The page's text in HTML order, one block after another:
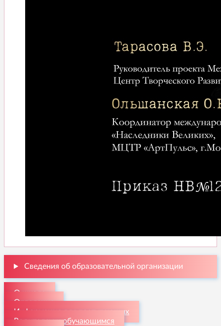
Сведения об образовательной организации
О школе
Отделения
Информация для поступающих
Родителям и обучающимся